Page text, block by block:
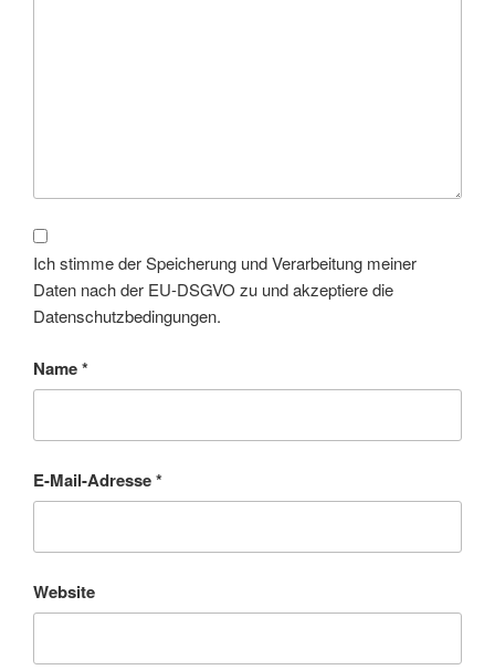
Ich stimme der Speicherung und Verarbeitung meiner
Daten nach der EU-DSGVO zu und akzeptiere die
Datenschutzbedingungen.
Name*
E-Mail-Adresse*
Website